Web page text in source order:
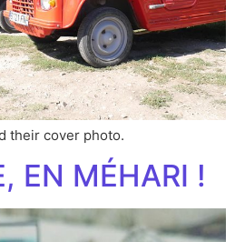
their cover photo.
EN MÉHARI !